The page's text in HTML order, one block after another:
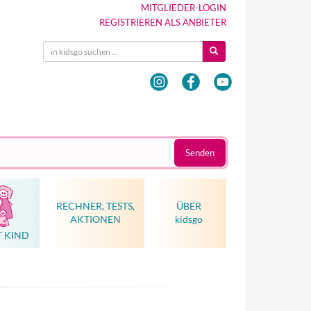
MITGLIEDER-LOGIN
REGISTRIEREN ALS ANBIETER
Senden
KIND
RECHNER, TESTS,
AKTIONEN
ÜBER
kidsgo